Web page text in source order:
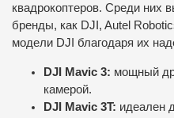
квадрокоптеров. Среди них
бренды, как DJI, Autel
модели DJI благодаря их
DJI Mavic 3: мощный
камерой.
DJI Mavic 3T: идеален